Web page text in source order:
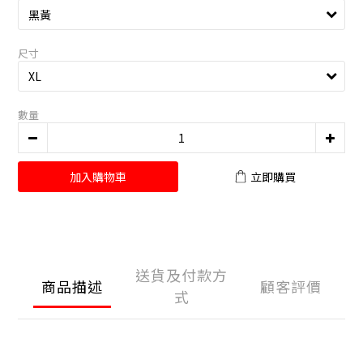
尺寸
數量
加入購物車 立即購買
商品描述
送貨及付款方
式
顧客評價